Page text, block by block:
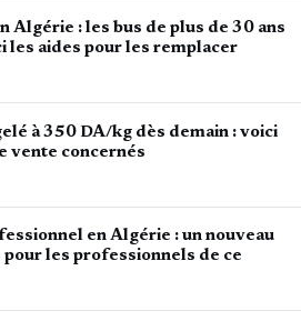
Algérie : les bus de plus de 30 ans
les aides pour les remplacer
à 350 DA/kg dès demain : voici
vente concernés
en Algérie : un nouveau
les professionnels de ce